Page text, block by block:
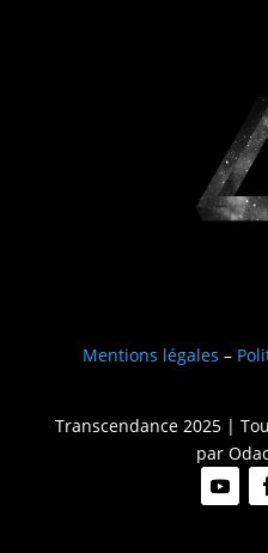
Mentions légales –
Transcendance 2025 |
par